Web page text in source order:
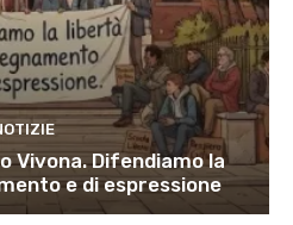
Vivona. Difendiamo la
e di espressione